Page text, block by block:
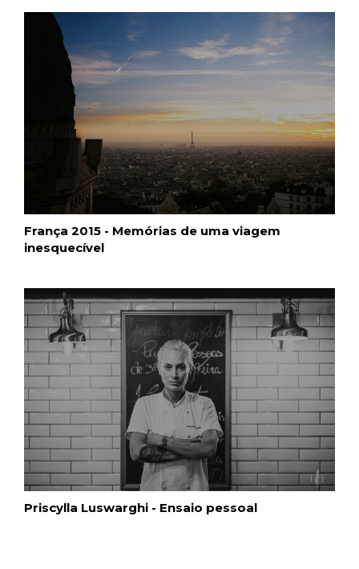
França 2015 - Memórias de uma viagem
inesquecível
Priscylla Luswarghi - Ensaio pessoal